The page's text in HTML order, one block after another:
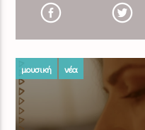
μουσική νέα